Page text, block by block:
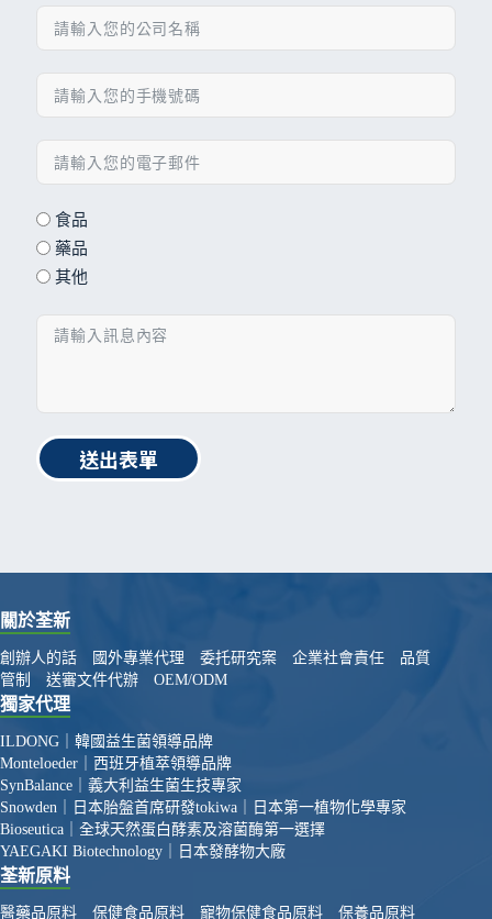
食品
藥品
其他
送出表單
關於荃新
創辦人的話 國外專業代理 委托研究案 企業社會責任
品質
管制
送審文件代辦 OEM/ODM
獨家代理
ILDONG｜韓國益生菌領導品牌
Monteloeder｜西班牙植萃領導品牌
SynBalance｜義大利益生菌生技專家
Snowden｜日本胎盤首席研發tokiwa｜日本第一植物化學專家
Bioseutica｜全球天然蛋白酵素及溶菌酶第一選擇
YAEGAKI Biotechnology｜日本發酵物大廠
荃新原料
醫藥品原料 保健食品原料 寵物保健食品原料 保養品原料